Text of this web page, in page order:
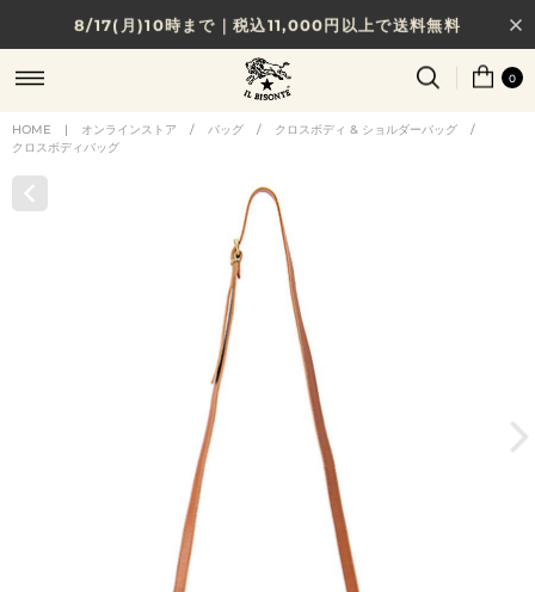
8/17(月)10時まで｜税込11,000円以上で送料無料
贈る相手やシーンから選べる、新しいギフトガイド
NEW IN｜COLOR LEATHER
0
HOME | オンラインストア / バッグ / クロスボディ & ショルダーバッグ
/
クロスボディバッグ